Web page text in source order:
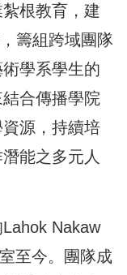
根教育，建
籌組跨域團隊
學系學生的
合傳播學院
源，持續培
能之多元人
Nakaw
至今。團隊成